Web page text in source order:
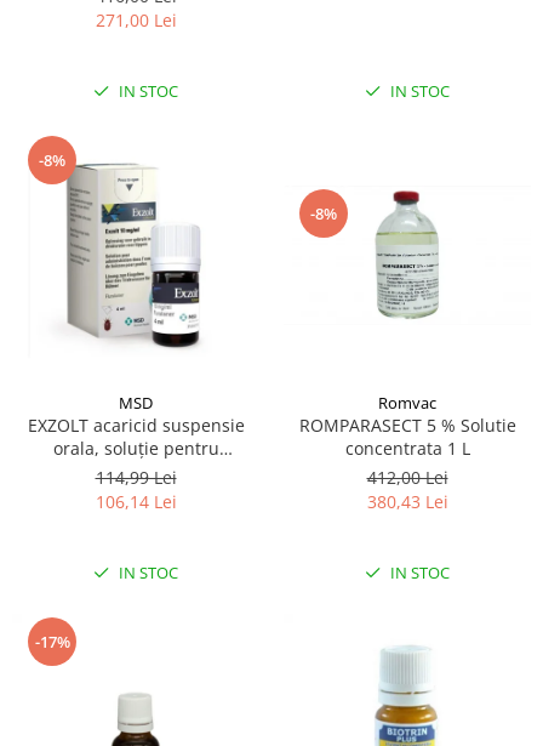
271,00 Lei
IN STOC IN STOC
-8%
MSD
EXZOLT acaricid suspensie
orala, soluție pentru
administrare în apa de băut
la pui 4ML
114,99 Lei
106,14 Lei
IN STOC
-8%
Romvac
ROMPARASECT 5 % Solutie
concentrata 1 L
412,00 Lei
380,43 Lei
IN STOC
-17%